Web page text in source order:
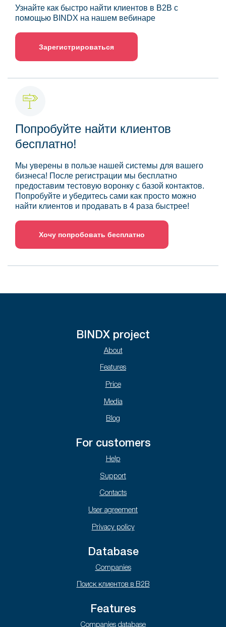
Узнайте как быстро найти клиентов в B2B с
помощью BINDX на нашем вебинаре
Зарегистрироваться
Попробуйте найти клиентов
бесплатно!
Мы уверены в пользе нашей системы для вашего
бизнеса! После регистрации мы бесплатно
предоставим тестовую воронку с базой контактов.
Попробуйте и убедитесь сами как просто можно
найти клиентов и продавать в 4 раза быстрее!
Хочу попробовать бесплатно
BINDX project
About
Features
Price
Media
Blog
For customers
Help
Support
Contacts
User agreement
Privacy policy
Database
Companies
Поиск клиентов в B2B
Features
Companies database